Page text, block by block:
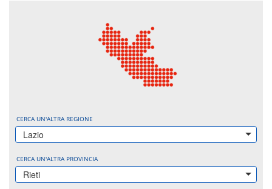
CERCA UN'ALTRA REGIONE
Lazio
CERCA UN'ALTRA PROVINCIA
Rieti